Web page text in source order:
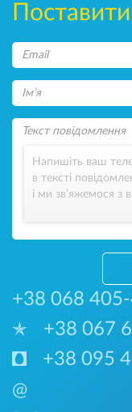
Напишіть ваш
в тексті
і ми зв’яжемося з
+38 068
+38 067
+38 095
@